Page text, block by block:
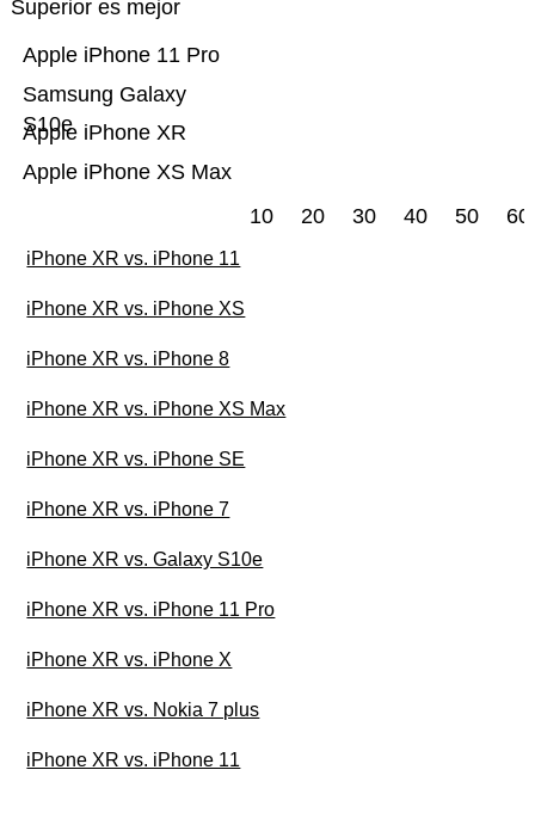
Superior es mejor
Apple iPhone XS Max
Apple iPhone XR
Samsung Galaxy
S10e
Apple iPhone 11 Pro
10 20 30 40 50 60
iPhone XR vs. iPhone 11
iPhone XR vs. iPhone XS
iPhone XR vs. iPhone 8
iPhone XR vs. iPhone XS Max
iPhone XR vs. iPhone SE
iPhone XR vs. iPhone 7
iPhone XR vs. Galaxy S10e
iPhone XR vs. iPhone 11 Pro
iPhone XR vs. iPhone X
iPhone XR vs. Nokia 7 plus
iPhone XR vs. iPhone 11